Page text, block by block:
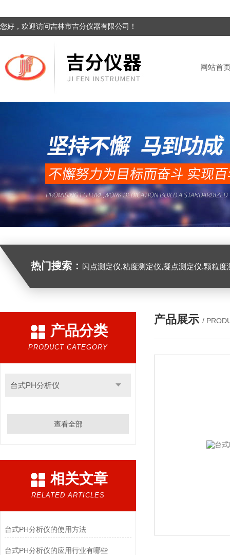
您好，欢迎访问吉林市吉分仪器有限公司！
网站首
热门搜索： 闪点测定仪,粘度测定仪,凝点测定仪,颗粒
产品分类
PRODUCT CATEGORY
台式PH分析仪
查看全部
相关文章
RELATED ARTICLES
台式PH分析仪的使用方法
台式PH分析仪的应用行业有哪些
产品展示 /